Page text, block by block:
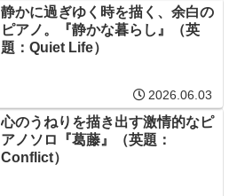
静かに過ぎゆく時を描く、余白の
ピアノ。『静かな暮らし』（英
題：Quiet Life）
2026.06.03
心のうねりを描き出す激情的なピ
アノソロ『葛藤』（英題：
Conflict）